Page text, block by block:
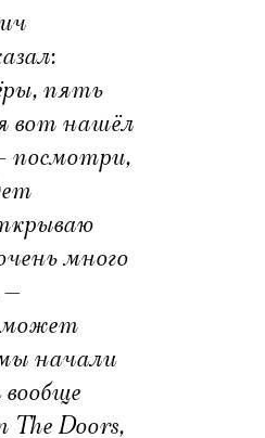
пять
вот нашёл
посмотри,
много
—
может
начали
The Doors,